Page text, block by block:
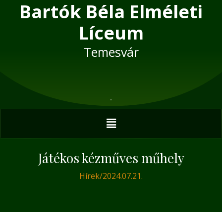
Bartók Béla Elméleti
Líceum
Temesvár
Menu
Játékos kézműves műhely
Hírek/2024.07.21.
Post
navigation